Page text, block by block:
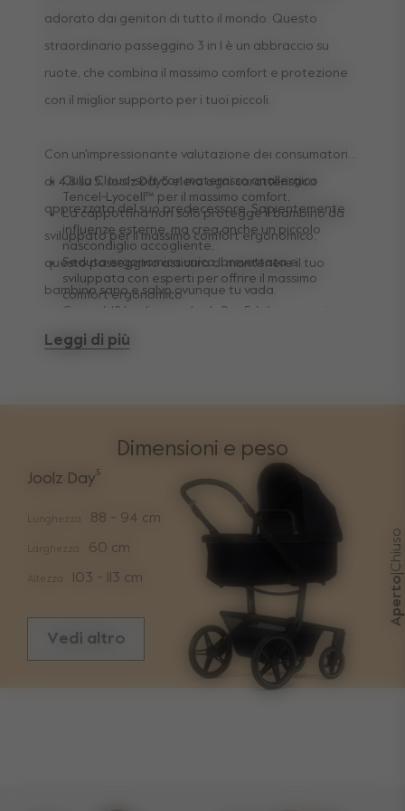
adorato dai genitori di tutto il mondo. Questo
straordinario passeggino 3 in 1 è un abbraccio su
ruote, che combina il massimo comfort e protezione
con il miglior supporto per i tuoi piccoli.
Con un'impressionante valutazione dei consumatori
di 4,8 su 5, Joolz Day5 eleva ogni caratteristica
apprezzata del suo predecessore. Sapientemente
sviluppato per il massimo comfort ergonomico,
questo passeggino assicura di mantenere il tuo
bambino sano e salvo ovunque tu vada.
Culla Cloud-soft con materasso anallergico
Tencel-Lyocell™ per il massimo comfort,
La cappottina non solo protegge il bambino da
influenze esterne, ma crea anche un piccolo
nascondiglio accogliente,
Seduta ergonomica unica, brevettata e
sviluppata con esperti per offrire il massimo
comfort ergonomico.
Con soli 12 kg di peso, Joolz Day5 è il passeggino
combinazione di qualità, funzionalità e design
Leggi di più
Dimensioni e peso
Aperto
Chiuso
Joolz Day⁵
88 - 94 cm
Larghezza 60 cm
103 - 113 cm
Vedi altro